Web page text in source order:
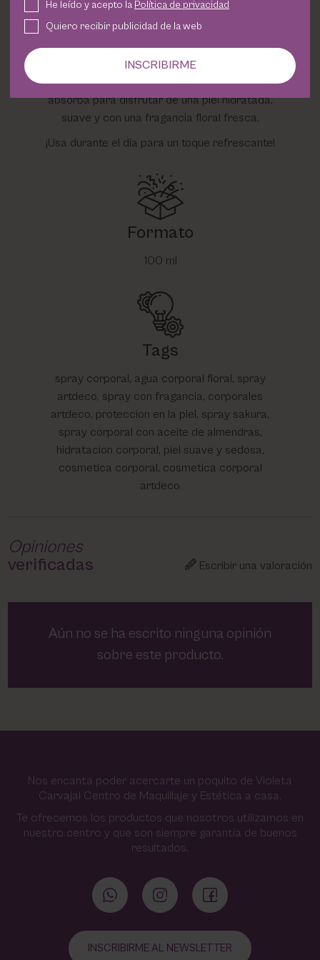
Forma de uso
Agita bien el envase antes de usar. Rocíalo
sobre la piel limpia y seca, especialmente en
zonas como brazos, piernas y torso. Deja que se
absorba para disfrutar de una piel hidratada,
suave y con una fragancia floral fresca.
¡Usa durante el día para un toque refrescante!
Formato
100 ml
Tags
spray corporal, agua corporal floral, spray
artdeco, spray con fragancia, corporales
artdeco, proteccion en la piel, spray sakura,
spray corporal con aceite de almendras,
hidratacion corporal, piel suave y sedosa,
cosmetica corporal, cosmetica corporal
artdeco
Opiniones
verificadas
Escribir una valoración
Aún no se ha escrito ninguna opinión
sobre este producto.
Nos encanta poder acercarte un poquito de Violeta
Carvajal Centro de Maquillaje y Estética a casa.
Te ofrecemos los productos que nosotros utilizamos en
nuestro centro y que son siempre garantía de buenos
resultados.
INSCRIBIRME AL NEWSLETTER
He leído y acepto la Política de privacidad
Quiero recibir publicidad de la web
INSCRIBIRME